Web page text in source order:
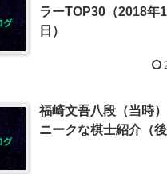
ラーTOP30（2018年
日）
福崎文吾八段（当時
ニークな棋士紹介（後